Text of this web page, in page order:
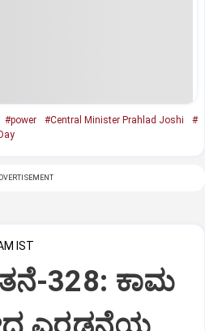
#power #Central Minister Prahlad Joshi
#
IST
328: ಕಾಮ